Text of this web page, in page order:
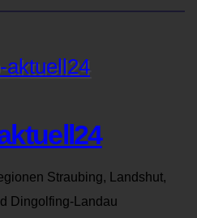
Straubing, Landshut,
Dingolfing-Landau